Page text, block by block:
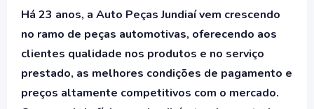
Há 23 anos, a Auto Peças Jundiaí vem crescendo
no ramo de peças automotivas, oferecendo aos
clientes qualidade nos produtos e no serviço
prestado, as melhores condições de pagamento e
preços altamente competitivos com o mercado.